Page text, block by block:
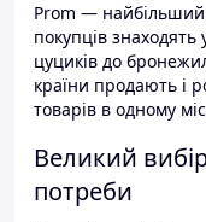
Prom — найбільший
покупців
цуциків до
країни продають і
товарів в одному
Великий
потреби